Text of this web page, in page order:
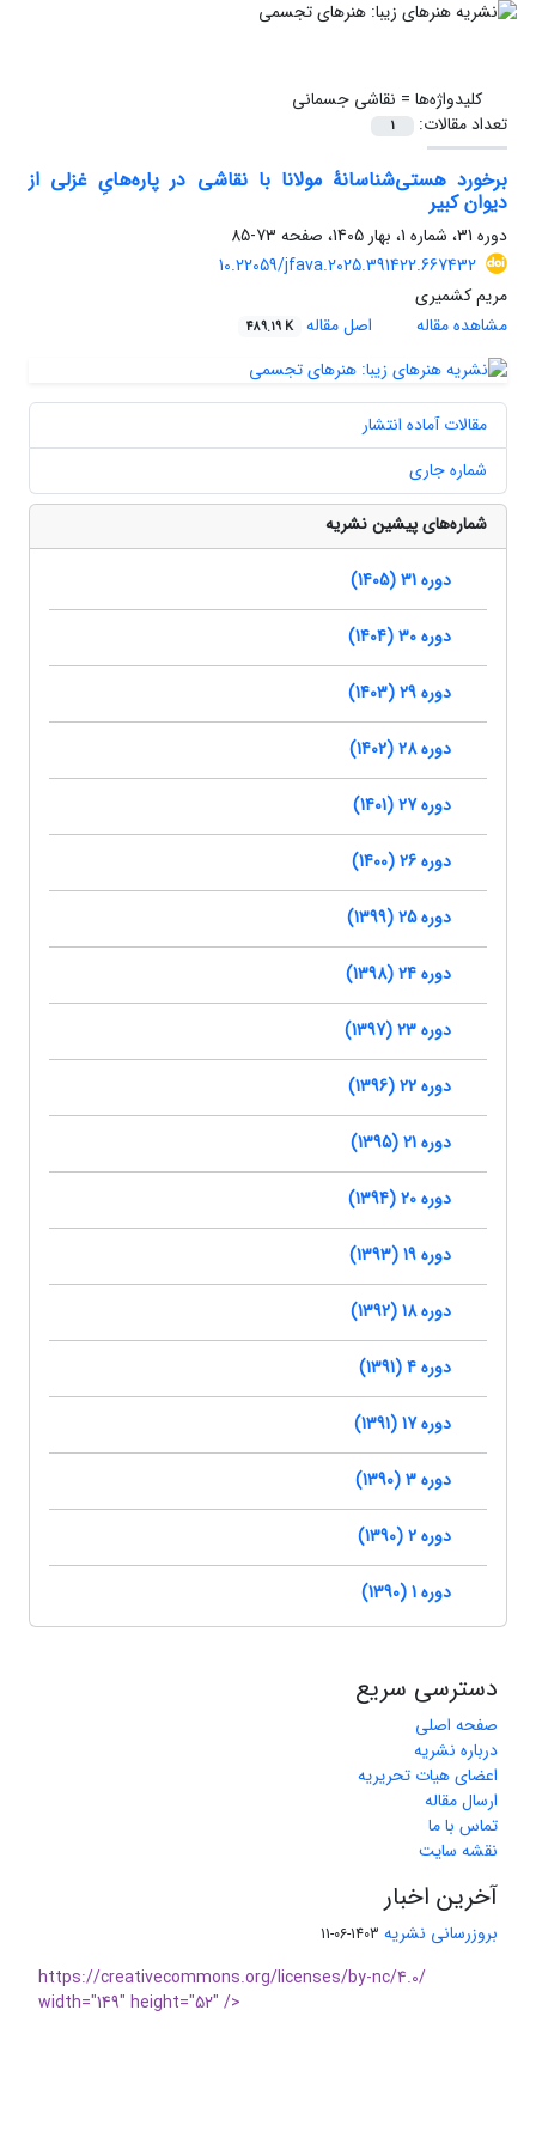
کلیدواژه‌ها = نقاشی جسمانی
تعداد مقالات:
1
برخورد هستی‌شناسانۀ مولانا با نقاشی در پاره‌هایِ غزلی از
دیوان کبیر
دوره 31، شماره 1، بهار 1405، صفحه
73-85
10.22059/jfava.2025.391422.667432
مریم کشمیری
مشاهده مقاله
اصل مقاله 489.19 K
مقالات آماده انتشار
شماره جاری
شماره‌های پیشین نشریه
دوره 31 (1405)
دوره 30 (1404)
دوره 29 (1403)
دوره 28 (1402)
دوره 27 (1401)
دوره 26 (1400)
دوره 25 (1399)
دوره 24 (1398)
دوره 23 (1397)
دوره 22 (1396)
دوره 21 (1395)
دوره 20 (1394)
دوره 19 (1393)
دوره 18 (1392)
دوره 4 (1391)
دوره 17 (1391)
دوره 3 (1390)
دوره 2 (1390)
دوره 1 (1390)
دسترسی سریع
صفحه اصلی
درباره نشریه
اعضای هیات تحریریه
ارسال مقاله
تماس با ما
نقشه سایت
آخرین اخبار
بروزرسانی نشریه 1403-06-11
https://creativecommons.org/licenses/by-nc/4.0/
width="149" height="52" />